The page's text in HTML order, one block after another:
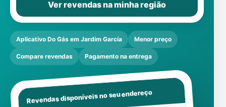
Ver revendas na minha região
Aplicativo Do Gás em Jardim García Menor preço
Compare revendas Pagamento na entrega
Revendas disponíveis no seu endereço